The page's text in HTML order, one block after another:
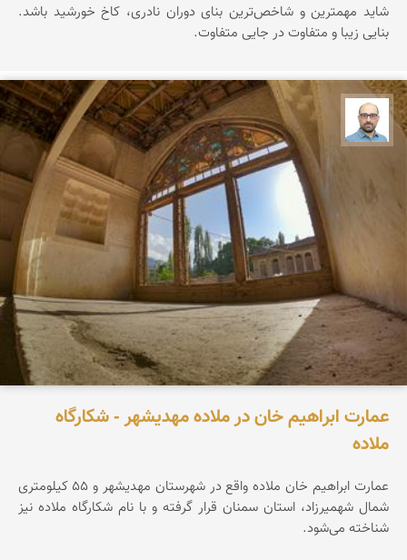
شاید مهمترین و شاخص‌ترین بنای دوران نادری، کاخ خورشید باشد.
بنایی زیبا و متفاوت در جایی متفاوت.
بابک ارجمندی
عمارت ابراهیم خان در ملاده مهدیشهر - شکارگاه
ملاده
عمارت ابراهیم خان ملاده واقع در شهرستان مهدیشهر و ۵۵ کیلومتری
شمال شهمیرزاد، استان سمنان قرار گرفته و با نام شکارگاه ملاده نیز
شناخته می‌شود.